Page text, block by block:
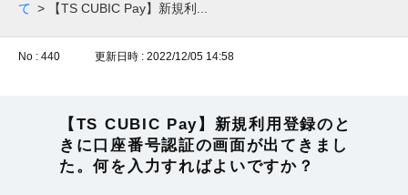
て > 【TS CUBIC Pay】新規利...
No : 440 更新日時 : 2022/12/05 14:58
【TS CUBIC Pay】新規利用登録のと
きに口座番号認証の画面が出てきまし
た。何を入力すればよいですか？